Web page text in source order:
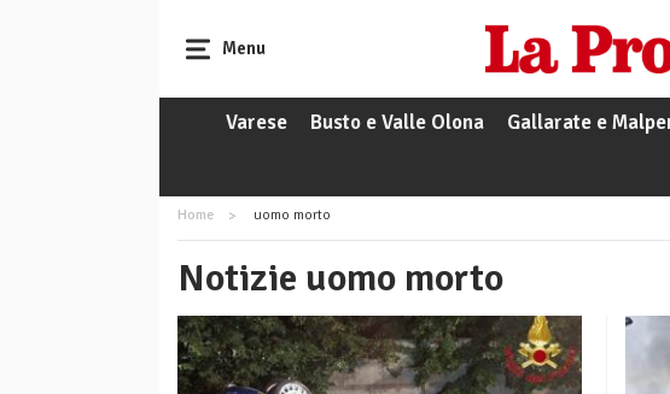
Menu
Varese Busto e Valle Olona Gallarate e
Home uomo morto
Notizie uomo morto